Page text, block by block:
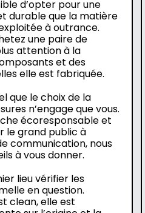
d’opter pour une
durable que la matière
à outrance.
une paire de
attention à la
et des
elle est fabriquée.
que le choix de la
n’engage que vous.
écoresponsable et
le grand public à
communication, nous
à vous donner.
lieu vérifier les
en question.
clean, elle est